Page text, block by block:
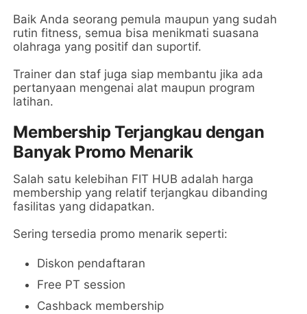
Baik Anda seorang pemula maupun yang sudah
rutin fitness, semua bisa menikmati suasana
olahraga yang positif dan suportif.
Trainer dan staf juga siap membantu jika ada
pertanyaan mengenai alat maupun program
latihan.
Membership Terjangkau dengan
Banyak Promo Menarik
Salah satu kelebihan FIT HUB adalah harga
membership yang relatif terjangkau dibanding
fasilitas yang didapatkan.
Sering tersedia promo menarik seperti:
Diskon pendaftaran
Free PT session
Cashback membership